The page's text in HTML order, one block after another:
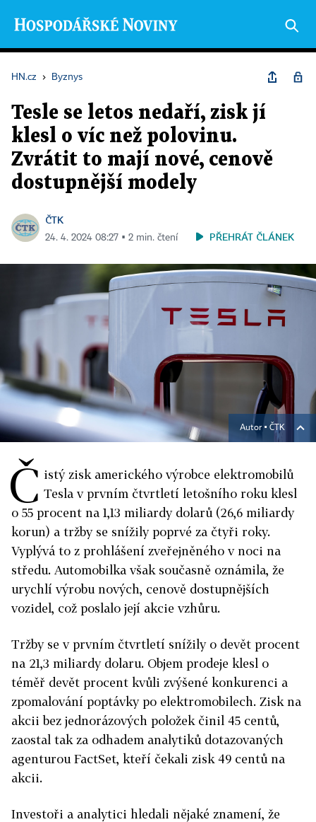
HN.cz › Byznys
Tesle se letos nedaří, zisk jí
klesl o víc než polovinu.
Zvrátit to mají nové, cenově
dostupnější modely
ČTK
24. 4. 2024 08:27 ▪ 2 min. čtení PŘEHRÁT ČLÁNEK
Autor ▪ ČTK
Č istý zisk amerického výrobce elektromobilů
Tesla v prvním čtvrtletí letošního roku klesl
o 55 procent na 1,13 miliardy dolarů (26,6 miliardy
korun) a tržby se snížily poprvé za čtyři roky.
Vyplývá to z prohlášení zveřejněného v noci na
středu. Automobilka však současně oznámila, že
urychlí výrobu nových, cenově dostupnějších
vozidel, což poslalo její akcie vzhůru.
Tržby se v prvním čtvrtletí snížily o devět procent
na 21,3 miliardy dolaru. Objem prodeje klesl o
téměř devět procent kvůli zvýšené konkurenci a
zpomalování poptávky po elektromobilech. Zisk na
akcii bez jednorázových položek činil 45 centů,
zaostal tak za odhadem analytiků dotazovaných
agenturou FactSet, kteří čekali zisk 49 centů na
akcii.
Investoři a analytici hledali nějaké znamení, že